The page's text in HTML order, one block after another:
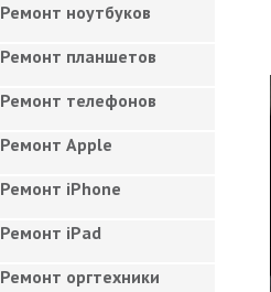
Ремонт ноутбуков
Ремонт планшетов
Ремонт телефонов
Ремонт Apple
Ремонт iPhone
Ремонт iPad
Ремонт оргтехники